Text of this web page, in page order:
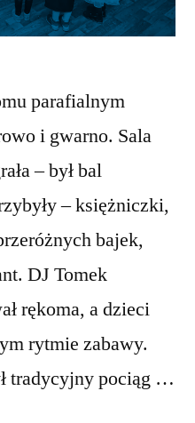
parafialnym
i gwarno. Sala
– był bal
– księżniczki,
bajek,
DJ Tomek
rękoma, a dzieci
rytmie zabawy.
tradycyjny pociąg …